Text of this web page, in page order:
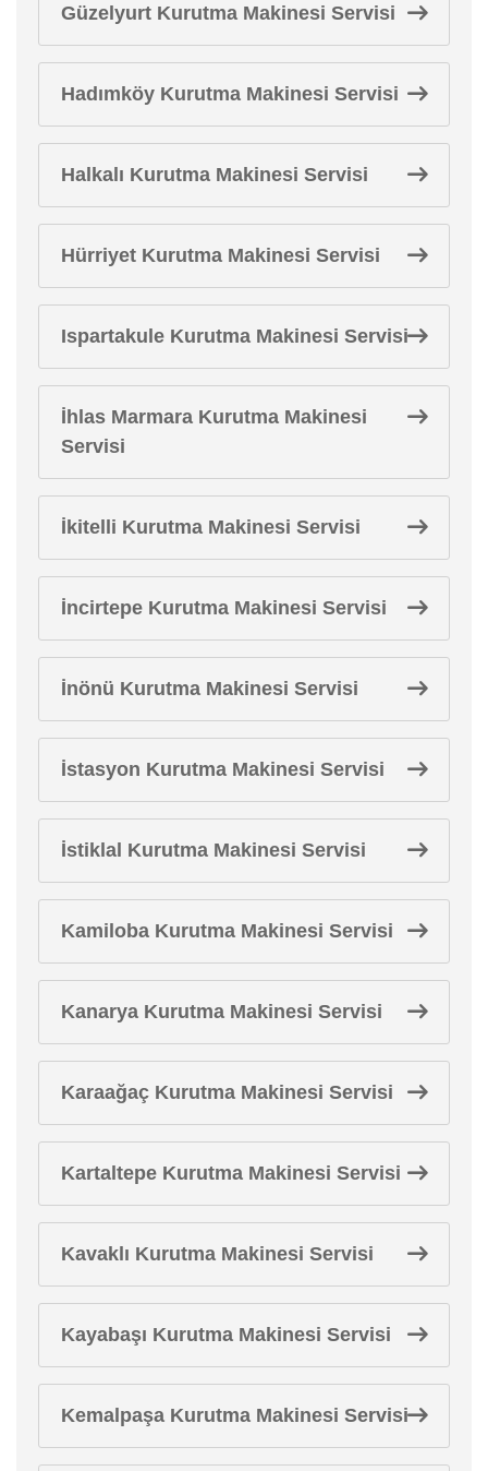
Güzelyurt Kurutma Makinesi Servisi
Hadımköy Kurutma Makinesi Servisi
Halkalı Kurutma Makinesi Servisi
Hürriyet Kurutma Makinesi Servisi
Ispartakule Kurutma Makinesi Servisi
İhlas Marmara Kurutma Makinesi
Servisi
İkitelli Kurutma Makinesi Servisi
İncirtepe Kurutma Makinesi Servisi
İnönü Kurutma Makinesi Servisi
İstasyon Kurutma Makinesi Servisi
İstiklal Kurutma Makinesi Servisi
Kamiloba Kurutma Makinesi Servisi
Kanarya Kurutma Makinesi Servisi
Karaağaç Kurutma Makinesi Servisi
Kartaltepe Kurutma Makinesi Servisi
Kavaklı Kurutma Makinesi Servisi
Kayabaşı Kurutma Makinesi Servisi
Kemalpaşa Kurutma Makinesi Servisi